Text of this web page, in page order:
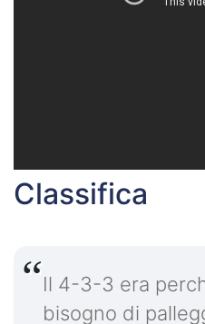
Classifica
Il 4-3-3 era
bisogno di